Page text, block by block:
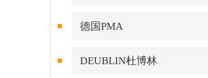
德国PMA
DEUBLIN杜博林